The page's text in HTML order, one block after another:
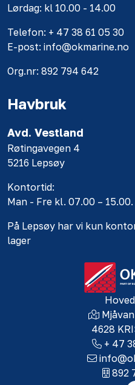
Lørdag: kl 10.00 - 14.00
Telefon: + 47 38 61 05 30
E-post: info@okmarine.no
Org.nr: 892 794 642
Havbruk
Avd. Vestland
Røtingavegen 4
5216 Lepsøy
Kontortid:
Man - Fre kl. 07.00 – 15.00.
På Lepsøy har vi kun
lager
4628
+ 47
892